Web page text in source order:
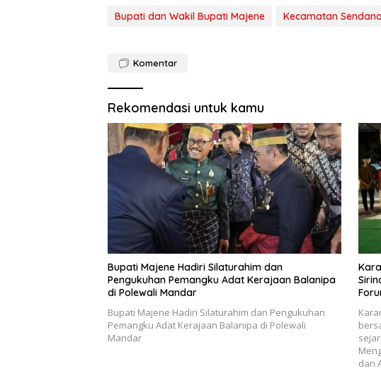
Bupati dan Wakil Bupati Majene Kecamatan
Komentar
Rekomendasi untuk kamu
Bupati Majene Hadiri Silaturahim dan
Pengukuhan Pemangku Adat Kerajaan Balanipa
di Polewali Mandar
Bupati Majene Hadiri Silaturahim dan Pengukuhan
Pemangku Adat Kerajaan Balanipa di Polewali
Mandar
dan